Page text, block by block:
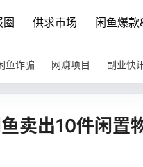
圈 供求市场 闲鱼爆款
鱼诈骗 网赚项目 副业快
鱼卖出10件闲